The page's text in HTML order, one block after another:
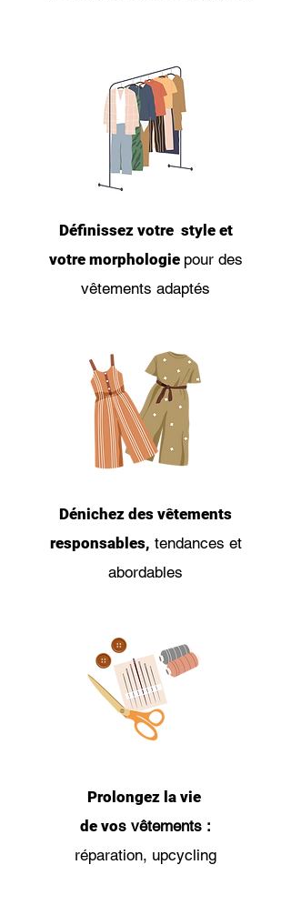
Définissez votre style et
votre morphologie pour des
vêtements adaptés
Dénichez des vêtements
responsables, tendances et
abordables
Prolongez la vie
de vos vêtements :
réparation, upcycling